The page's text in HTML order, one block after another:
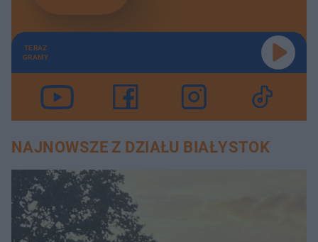
TERAZ
GRAMY
NAJNOWSZE Z DZIAŁU BIAŁYSTOK